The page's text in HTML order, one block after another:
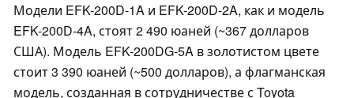
Модели EFK-200D-1A и EFK-200D-2A, как и модель
EFK-200D-4A, стоят 2 490 юаней (~367 долларов
США). Модель EFK-200DG-5A в золотистом цвете
стоит 3 390 юаней (~500 долларов), а флагманская
модель, созданная в сотрудничестве с Toyota